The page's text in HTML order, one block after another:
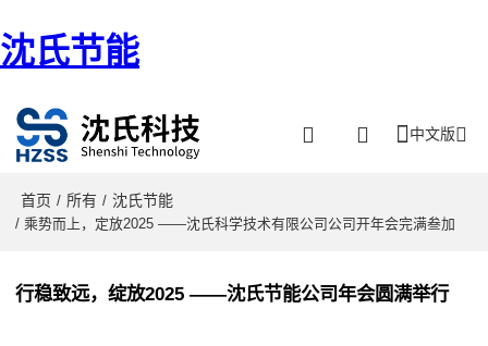
沈氏节能
中文版
首页 / 所有 / 沈氏节能
/ 乘势而上，定放2025 ——沈氏科学技术有限公司公司开年会完满叁加
行稳致远，绽放2025 ——沈氏节能公司年会圆满举行